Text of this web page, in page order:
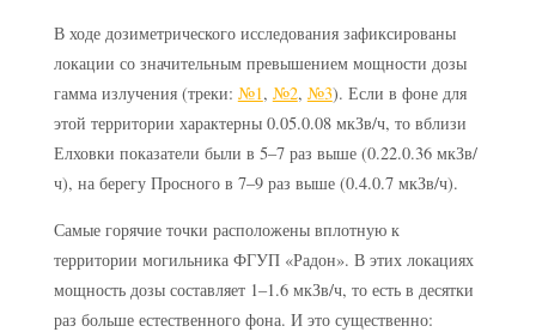
В ходе дозиметрического исследования зафиксированы
локации со значительным превышением мощности дозы
гамма излучения (треки: №1, №2, №3). Если в фоне для
этой территории характерны 0.05.0.08 мкЗв/ч, то вблизи
Елховки показатели были в 5–7 раз выше (0.22.0.36 мкЗв/
ч), на берегу Просного в 7–9 раз выше (0.4.0.7 мкЗв/ч).
Самые горячие точки расположены вплотную к
территории могильника ФГУП «Радон». В этих локациях
мощность дозы составляет 1–1.6 мкЗв/ч, то есть в десятки
раз больше естественного фона. И это существенно: